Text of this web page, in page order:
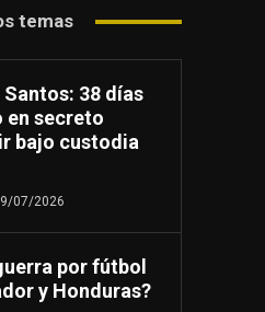
temas
38 días
en secreto
bajo custodia
07/2026
por fútbol
y Honduras?